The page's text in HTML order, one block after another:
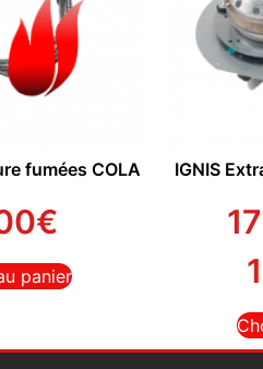
fumées COLA
€
panier
IGNIS